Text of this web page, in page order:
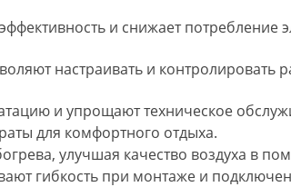
и снижает
настраивать и контролировать
и упрощают техническое
для комфортного отдыха.
улучшая качество воздуха в
гибкость при монтаже и